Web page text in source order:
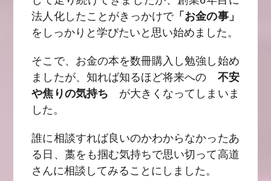
法人化したことがきっかけで「お金の事」
をしっかりと学びたいと思い始めました。
そこで、お金の本を数冊購入し勉強し始め
ましたが、知れば知るほど将来への 不安
や焦りの気持ち が大きくなってしまいま
した。
誰に相談すれば良いのかわからなかったあ
る日、藁をも掴む気持ちで思い切って高道
さんに相談してみることにしました。